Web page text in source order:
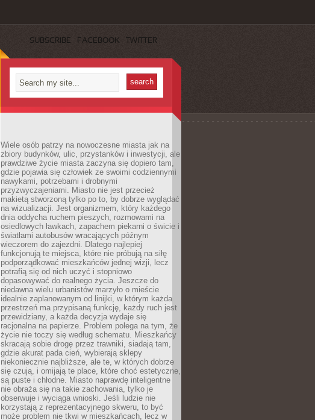
SUBSCRIBE FACEBOOK TWITTER
Wiele osób patrzy na nowoczesne miasta jak na
zbiory budynków, ulic, przystanków i inwestycji, ale
prawdziwe życie miasta zaczyna się dopiero tam,
gdzie pojawia się człowiek ze swoimi codziennymi
nawykami, potrzebami i drobnymi
przyzwyczajeniami. Miasto nie jest przecież
makietą stworzoną tylko po to, by dobrze wyglądać
na wizualizacji. Jest organizmem, który każdego
dnia oddycha ruchem pieszych, rozmowami na
osiedlowych ławkach, zapachem piekarni o świcie i
światłami autobusów wracających późnym
wieczorem do zajezdni. Dlatego najlepiej
funkcjonują te miejsca, które nie próbują na siłę
podporządkować mieszkańców jednej wizji, lecz
potrafią się od nich uczyć i stopniowo
dopasowywać do realnego życia. Jeszcze do
niedawna wielu urbanistów marzyło o mieście
idealnie zaplanowanym od linijki, w którym każda
przestrzeń ma przypisaną funkcję, każdy ruch jest
przewidziany, a każda decyzja wydaje się
racjonalna na papierze. Problem polega na tym, że
życie nie toczy się według schematu. Mieszkańcy
skracają sobie drogę przez trawniki, siadają tam,
gdzie akurat pada cień, wybierają sklepy
niekoniecznie najbliższe, ale te, w których dobrze
się czują, i omijają te place, które choć estetyczne,
są puste i chłodne. Miasto naprawdę inteligentne
nie obraża się na takie zachowania, tylko je
obserwuje i wyciąga wnioski. Jeśli ludzie nie
korzystają z reprezentacyjnego skweru, to być
może problem nie tkwi w mieszkańcach, lecz w